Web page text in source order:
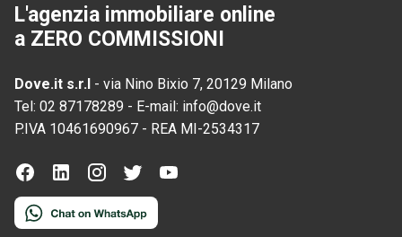
L'agenzia immobiliare online
a ZERO COMMISSIONI
Dove.it s.r.l - via Nino Bixio 7, 20129 Milano
Tel: 02 87178289 - E-mail: info@dove.it
P.IVA 10461690967 - REA MI-2534317